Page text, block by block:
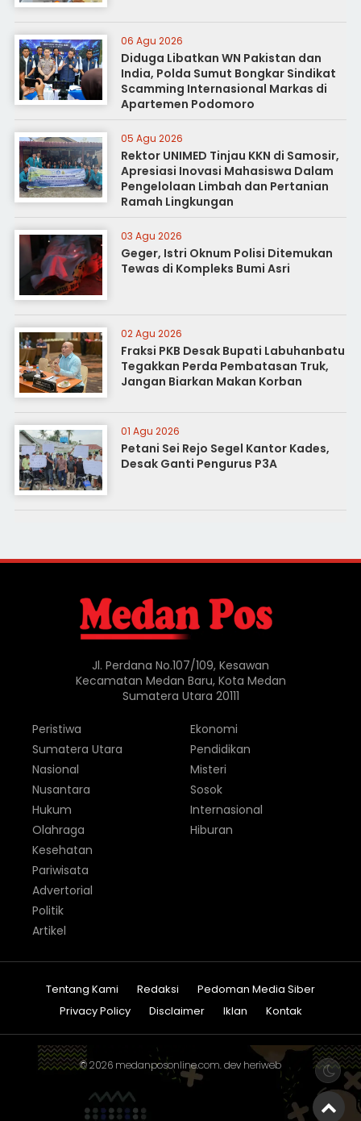
06 Agu 2026
Diduga Libatkan WN Pakistan dan
India, Polda Sumut Bongkar Sindikat
Scamming Internasional Markas di
Apartemen Podomoro
05 Agu 2026
Rektor UNIMED Tinjau KKN di Samosir,
Apresiasi Inovasi Mahasiswa Dalam
Pengelolaan Limbah dan Pertanian
Ramah Lingkungan
03 Agu 2026
Geger, Istri Oknum Polisi Ditemukan
Tewas di Kompleks Bumi Asri
02 Agu 2026
Fraksi PKB Desak Bupati Labuhanbatu
Tegakkan Perda Pembatasan Truk,
Jangan Biarkan Makan Korban
01 Agu 2026
Petani Sei Rejo Segel Kantor Kades,
Desak Ganti Pengurus P3A
Jl. Perdana No.107/109, Kesawan
Kecamatan Medan Baru, Kota Medan
Sumatera Utara 20111
Peristiwa
Sumatera Utara
Nasional
Nusantara
Hukum
Olahraga
Ekonomi
Pendidikan
Misteri
Sosok
Internasional
Hiburan
Kesehatan
Pariwisata
Advertorial
Politik
Artikel
Tentang Kami Redaksi
Pedoman Media Siber
Privacy Policy
Disclaimer Iklan Kontak
© 2026 medanposonline.com. dev heriweb